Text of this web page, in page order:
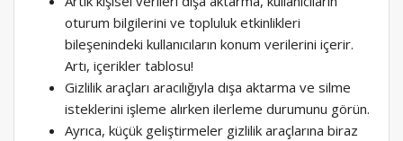
oturum bilgilerini ve topluluk etkinlikleri
bileşenindeki kullanıcıların konum verilerini içerir.
Artı, içerikler tablosu!
Gizlilik araçları aracılığıyla dışa aktarma ve silme
isteklerini işleme alırken ilerleme durumunu görün.
Ayrıca, küçük geliştirmeler gizlilik araçlarına biraz